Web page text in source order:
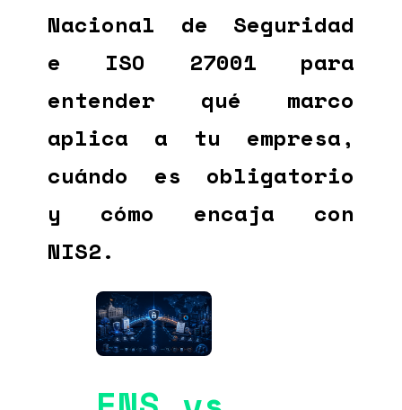
Nacional de Seguridad
e ISO 27001 para
entender qué marco
aplica a tu empresa,
cuándo es obligatorio
y cómo encaja con
NIS2.